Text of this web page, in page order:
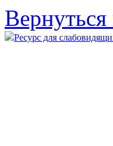
Ресурс для